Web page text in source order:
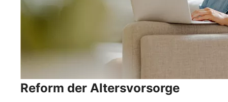
Reform der Altersvorsorge